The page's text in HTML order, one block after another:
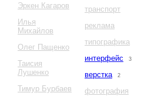
Эркен Кагаров
Илья
Михайлов
Олег Пащенко
Таисия
Лушенко
Тимур Бурбаев
транспорт
реклама
типографика
интерфейс
3
верстка 2
фотография